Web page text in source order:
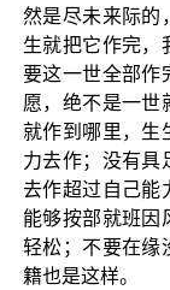
然是尽未来际的
生就把它作完，
要这一世全部作
愿，绝不是一世
就作到哪里，生
力去作；没有具
去作超过自己能
能够按部就班因
轻松；不要在缘
籍也是这样。